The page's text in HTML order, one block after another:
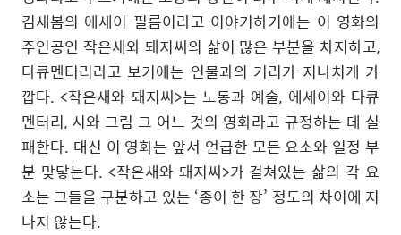
김새봄의 에세이 필름이라고 이야기하기에는 이 영화의
주인공인 작은새와 돼지씨의 삶이 많은 부분을 차지하고,
다큐멘터리라고 보기에는 인물과의 거리가 지나치게 가
깝다. <작은새와 돼지씨>는 노동과 예술, 에세이와 다큐
멘터리, 시와 그림 그 어느 것의 영화라고 규정하는 데 실
패한다. 대신 이 영화는 앞서 언급한 모든 요소와 일정 부
분 맞닿는다. <작은새와 돼지씨>가 걸쳐있는 삶의 각 요
소는 그들을 구분하고 있는 ‘종이 한 장’ 정도의 차이에 지
나지 않는다.